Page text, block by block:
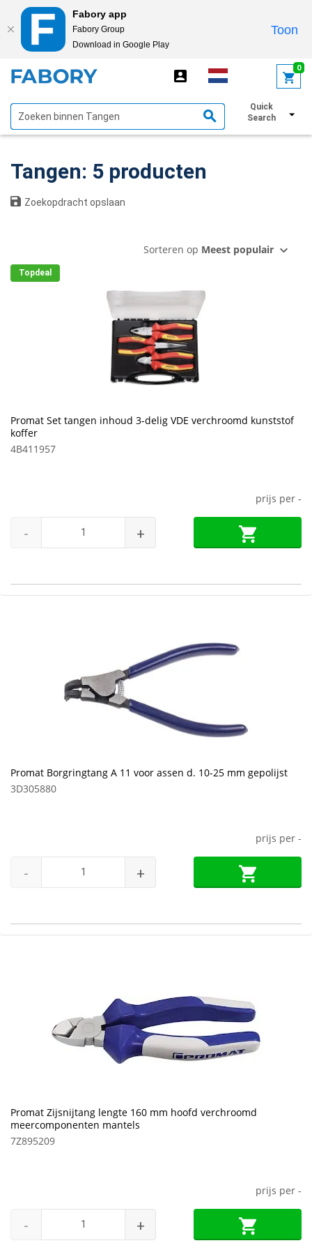
Fabory app
Fabory Group
Download in Google Play
Toon
0
Quick
Search
Tangen: 5 producten
Zoekopdracht opslaan
Sorteren op Meest populair
Topdeal
Promat Set tangen inhoud 3-delig VDE verchroomd kunststof
koffer
4B411957
prijs per -
- +
Promat Borgringtang A 11 voor assen d. 10-25 mm gepolijst
3D305880
prijs per -
- +
Promat Zijsnijtang lengte 160 mm hoofd verchroomd
meercomponenten mantels
7Z895209
prijs per -
- +